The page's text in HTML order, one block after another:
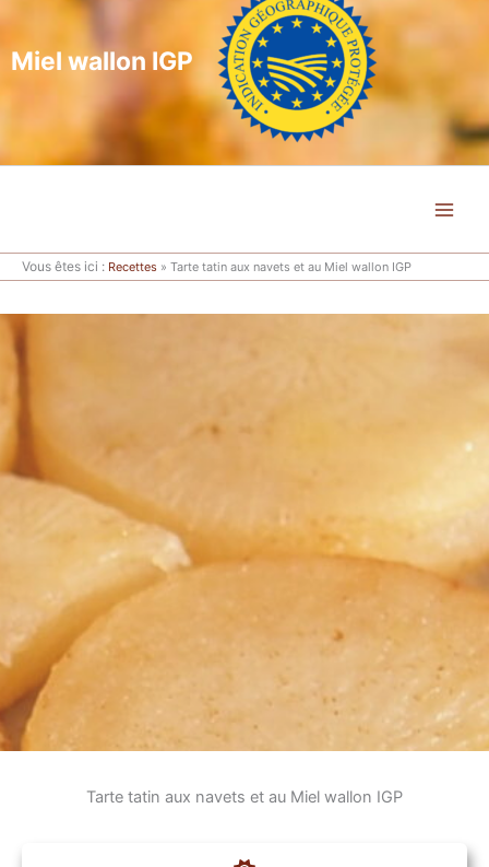
Miel wallon IGP
Vous êtes ici : Recettes » Tarte tatin aux navets et au Miel wallon IGP
Tarte tatin aux navets et au Miel wallon IGP